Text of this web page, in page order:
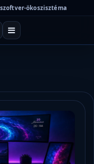
ökoszisztéma